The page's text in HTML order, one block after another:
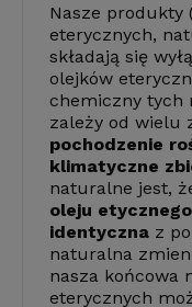
Nasze produkty
eterycznych,
składają się
olejków
chemiczny tych
zależy od wielu
pochodzenie
klimatyczne
naturalne jest,
oleju
identyczna z
naturalna
nasza końcowa
eterycznych